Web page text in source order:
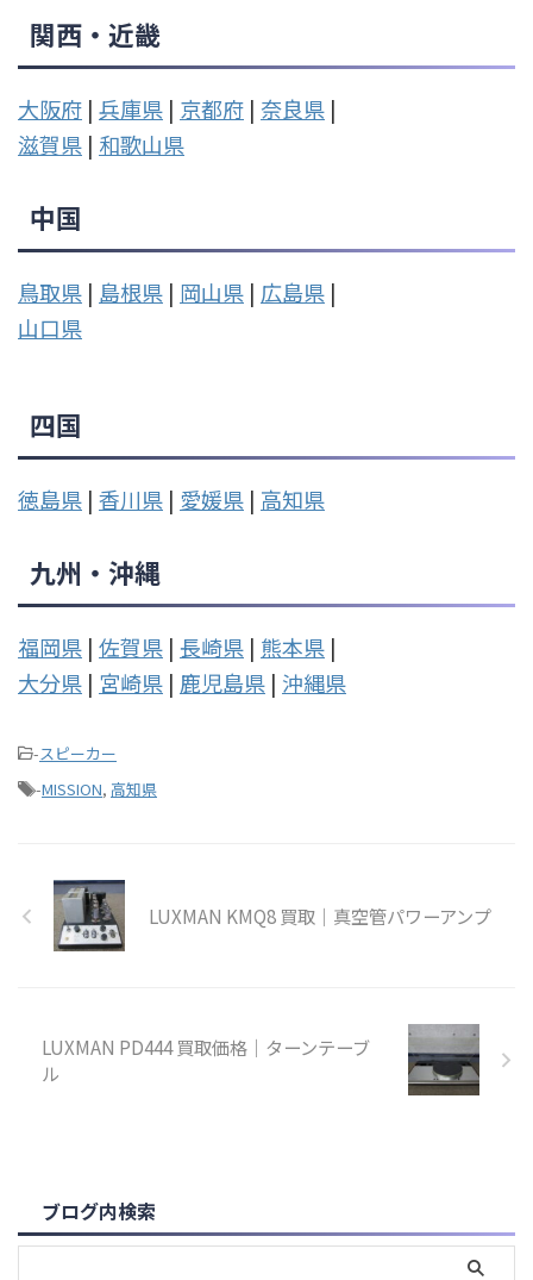
関西・近畿
大阪府 | 兵庫県 | 京都府 | 奈良県 |
滋賀県 | 和歌山県
中国
鳥取県 | 島根県 | 岡山県 | 広島県 |
山口県
四国
徳島県 | 香川県 | 愛媛県 | 高知県
九州・沖縄
福岡県 | 佐賀県 | 長崎県 | 熊本県 |
大分県 | 宮崎県 | 鹿児島県 | 沖縄県
-スピーカー
-MISSION, 高知県
LUXMAN KMQ8 買取｜真空管パワーアンプ
LUXMAN PD444 買取価格｜ターンテーブ
ル
ブログ内検索